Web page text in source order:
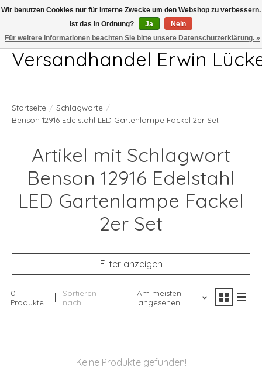
Telefon 04407 715872 MO-DO 7.00-17.00Uhr FR 7.00-13.00Uhr
Versandhandel Erwin
Startseite / Schlagworte /
Benson 12916 Edelstahl LED Gartenlampe Fackel 2er Set
Artikel mit Schlagwort
Benson 12916 Edelstahl
LED Gartenlampe Fackel
2er Set
Filter anzeigen
0
Produkte
Sortieren
nach
Am meisten
angesehen
Keine Produkte gefunden!
Wir benutzen Cookies nur für interne Zwecke um den Webshop zu verbessern.
Ist das in Ordnung?
Ja
Nein
Für weitere Informationen beachten Sie bitte unsere Datenschutzerklärung. »